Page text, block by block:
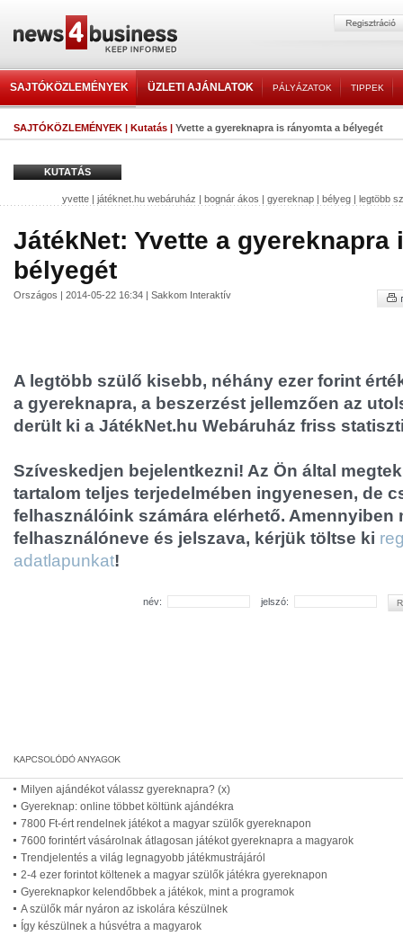
SAJTÓKÖZLEMÉNYEK ÜZLETI AJÁNLATOK PÁLYÁZATOK TIPPEK
SAJTÓKÖZLEMÉNYEK | Kutatás | Yvette a gyereknapra is rányomta a bélyegét
KUTATÁS
yvette | játéknet.hu webáruház | bognár ákos | gyereknap | bélyeg | legtöbb
JátékNet: Yvette a gyereknapra
bélyegét
Országos | 2014-05-22 16:34 | Sakkom Interaktív
A legtöbb szülő kisebb, néhány ezer forint
a gyereknapra, a beszerzést jellemzően az
derült ki a JátékNet.hu Webáruház friss
Szíveskedjen bejelentkezni! Az Ön által
tartalom teljes terjedelmében ingyenesen, de
felhasználóink számára elérhető. Amennyiben
felhasználóneve és jelszava, kérjük töltse ki
adatlapunkat!
név: jelszó:
Milyen ajándékot válassz gyereknapra? (x)
Gyereknap: online többet költünk ajándékra
7800 Ft-ért rendelnek játékot a magyar szülők gyereknapon
7600 forintért vásárolnak átlagosan játékot gyereknapra a magyarok
Trendjelentés a világ legnagyobb játékmustrájáról
2-4 ezer forintot költenek a magyar szülők játékra gyereknapon
Gyereknapkor kelendőbbek a játékok, mint a programok
A szülők már nyáron az iskolára készülnek
Így készülnek a húsvétra a magyarok